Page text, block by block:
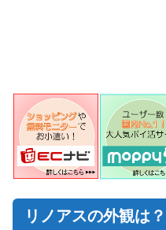
リノアスの外観は？